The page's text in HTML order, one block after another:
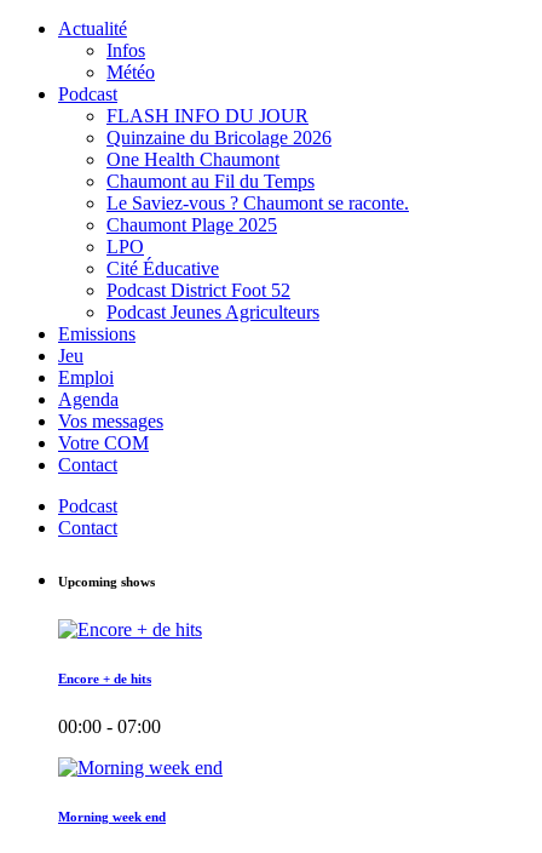
Actualité
Infos
Météo
Podcast
FLASH INFO DU JOUR
Quinzaine du Bricolage 2026
One Health Chaumont
Chaumont au Fil du Temps
Le Saviez-vous ? Chaumont se raconte.
Chaumont Plage 2025
LPO
Cité Éducative
Podcast District Foot 52
Podcast Jeunes Agriculteurs
Emissions
Jeu
Emploi
Agenda
Vos messages
Votre COM
Contact
Podcast
Contact
Upcoming shows
Encore + de hits
00:00 - 07:00
Morning week end